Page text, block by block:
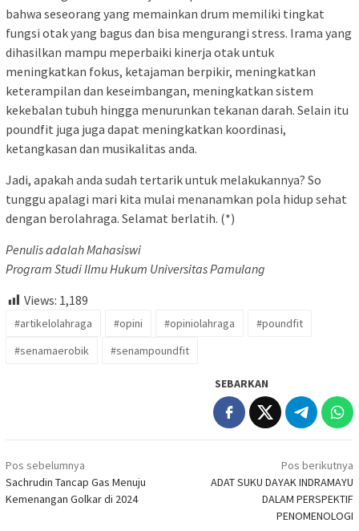
bahwa seseorang yang memainkan drum memiliki tingkat
fungsi otak yang bagus dan bisa mengurangi stress. Irama yang
dihasilkan mampu meperbaiki kinerja otak untuk
meningkatkan fokus, ketajaman berpikir, meningkatkan
keterampilan dan keseimbangan, meningkatkan sistem
kekebalan tubuh hingga menurunkan tekanan darah. Selain itu
poundfit juga juga dapat meningkatkan koordinasi,
ketangkasan dan musikalitas anda.
Jadi, apakah anda sudah tertarik untuk melakukannya? So
tunggu apalagi mari kita mulai menanamkan pola hidup sehat
dengan berolahraga. Selamat berlatih. (*)
Penulis adalah Mahasiswi
Program Studi Ilmu Hukum Universitas Pamulang
Views: 1,189
#artikelolahraga #opini #opiniolahraga
#poundfit
#senamaerobik
#senampoundfit
SEBARKAN
Navigasi
pos
Pos sebelumnya
Sachrudin Tancap Gas Menuju
Kemenangan Golkar di 2024
Pos berikutnya
ADAT SUKU DAYAK INDRAMAYU
DALAM PERSPEKTIF
PENOMENOLOGI